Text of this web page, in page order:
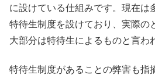
に設けている仕組みです。現在は
特待生制度を設けており、実際の
大部分は特待生によるものと言わ
特待生制度があることの弊害も指